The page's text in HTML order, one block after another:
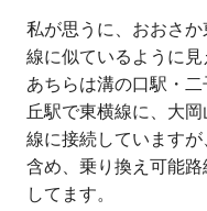
私が思うに、おおさ
線に似ているように見
あちらは溝の口駅・
丘駅で東横線に、大
線に接続しています
含め、乗り換え可能
してます。